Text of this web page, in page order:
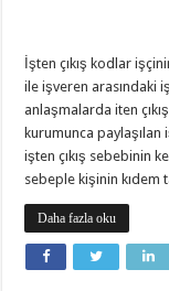
İşten çıkış kodlar
ile işveren arasındaki
anlaşmalarda iten
kurumunca paylaşılan
işten çıkış sebebinin
sebeple kişinin kıdem
Daha fazla oku